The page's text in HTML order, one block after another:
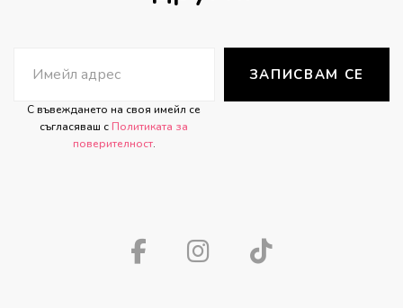
С въвеждането на своя имейл се
съгласяваш с Политиката за
поверителност.
ЗАПИСВАМ СЕ